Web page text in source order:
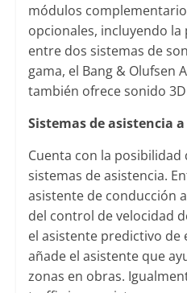
módulos
opcionales, incluyendo
entre dos sistemas de
gama, el Bang & Olufsen
también ofrece sonido
Sistemas de asistencia
Cuenta con la
sistemas de asistencia.
asistente de conducción
del control de velocidad
el asistente predictivo de
añade el asistente que
zonas en obras.